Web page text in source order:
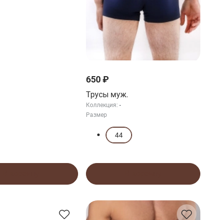
650 ₽
Трусы муж.
Коллекция: -
Размер
44